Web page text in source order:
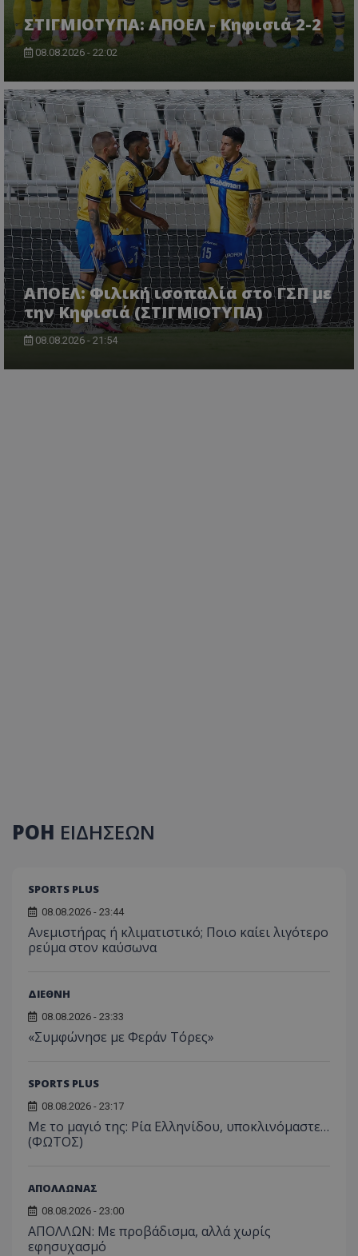
ΣΤΙΓΜΙΟΤΥΠΑ: ΑΠΟΕΛ - Κηφισιά 2-2
08.08.2026 - 22:02
ΑΠΟΕΛ: Φιλική ισοπαλία στο ΓΣΠ με
την Κηφισιά (ΣΤΙΓΜΙΟΤΥΠΑ)
08.08.2026 - 21:54
ΡΟΗ ΕΙΔΗΣΕΩΝ
SPORTS PLUS
08.08.2026 - 23:44
Ανεμιστήρας ή κλιματιστικό; Ποιο καίει λιγότερο
ρεύμα στον καύσωνα
ΔΙΕΘΝΗ
08.08.2026 - 23:33
«Συμφώνησε με Φεράν Τόρες»
SPORTS PLUS
08.08.2026 - 23:17
Με το μαγιό της: Ρία Ελληνίδου, υποκλινόμαστε…
(ΦΩΤΟΣ)
ΑΠΟΛΛΩΝΑΣ
08.08.2026 - 23:00
ΑΠΟΛΛΩΝ: Με προβάδισμα, αλλά χωρίς
εφησυχασμό